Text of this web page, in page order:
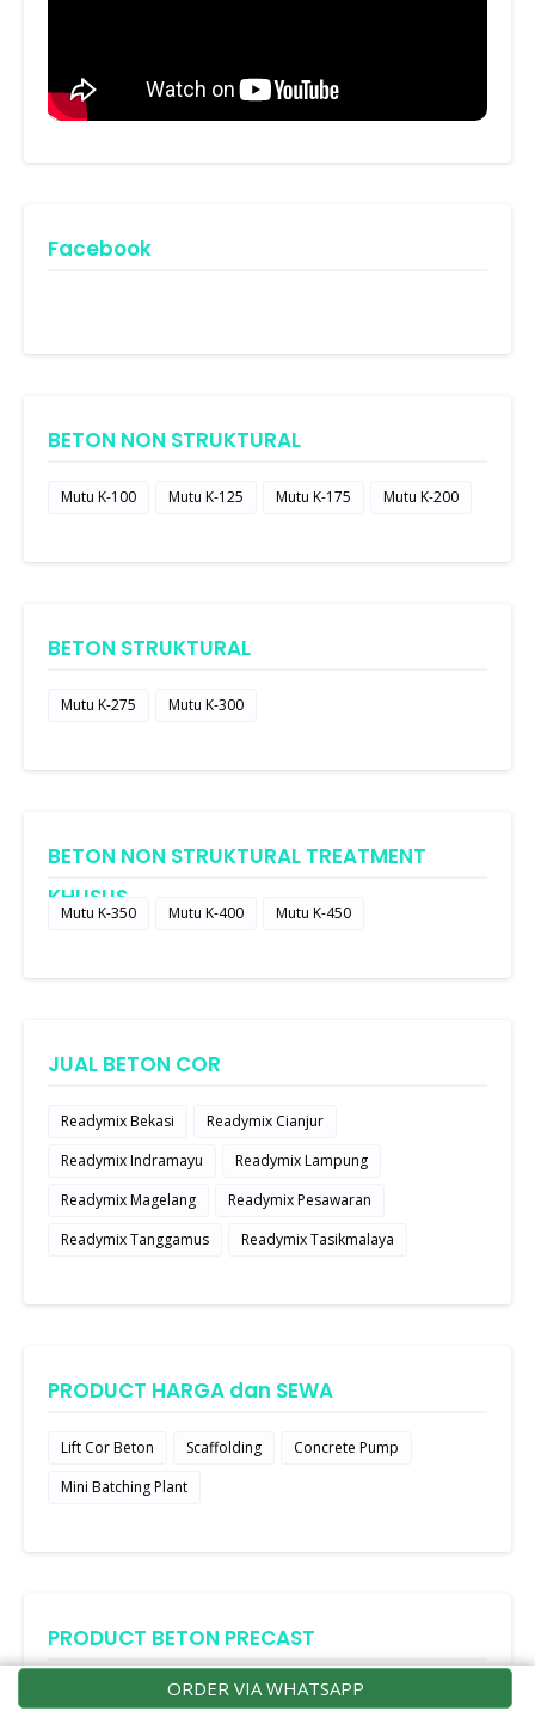
ORDER VIA WHATSAPP
Facebook
BETON NON STRUKTURAL
Mutu K-100 Mutu K-125 Mutu K-175 Mutu K-200
BETON STRUKTURAL
Mutu K-275 Mutu K-300
BETON NON STRUKTURAL TREATMENT
KHUSUS
Mutu K-350 Mutu K-400 Mutu K-450
JUAL BETON COR
Readymix Bekasi
Readymix Cianjur
Readymix Indramayu
Readymix Lampung
Readymix Magelang
Readymix Pesawaran
Readymix Tanggamus
Readymix Tasikmalaya
PRODUCT HARGA dan SEWA
Lift Cor Beton Scaffolding
Concrete Pump
Mini Batching Plant
PRODUCT BETON PRECAST
Pipa Beton RCP U Ditch